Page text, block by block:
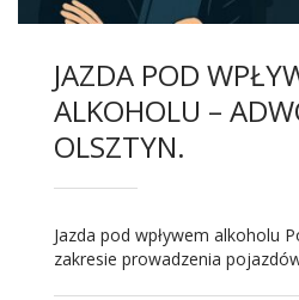
JAZDA POD
ALKOHOLU –
OLSZTYN.
Jazda pod wpływem alkoholu
zakresie prowadzenia